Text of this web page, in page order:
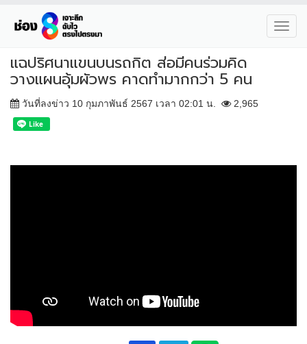
แฉปริศนาแขนบนรถกิต ส่อมีคนร่วมคิด
วางแผนอุ้มผัวพร คาดทำมากกว่า 5 คน
วันที่ลงข่าว 10 กุมภาพันธ์ 2567 เวลา 02:01 น. 2,965